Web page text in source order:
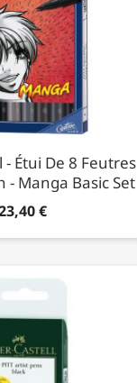
- Étui De 8 Feutres
- Manga Basic Set
€